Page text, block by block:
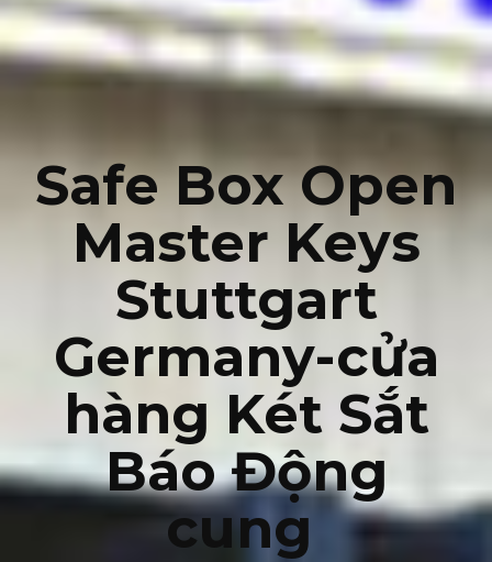
Safe Box Open
Master Keys
Stuttgart
Germany-cửa
hàng Két Sắt
Báo Động
cung